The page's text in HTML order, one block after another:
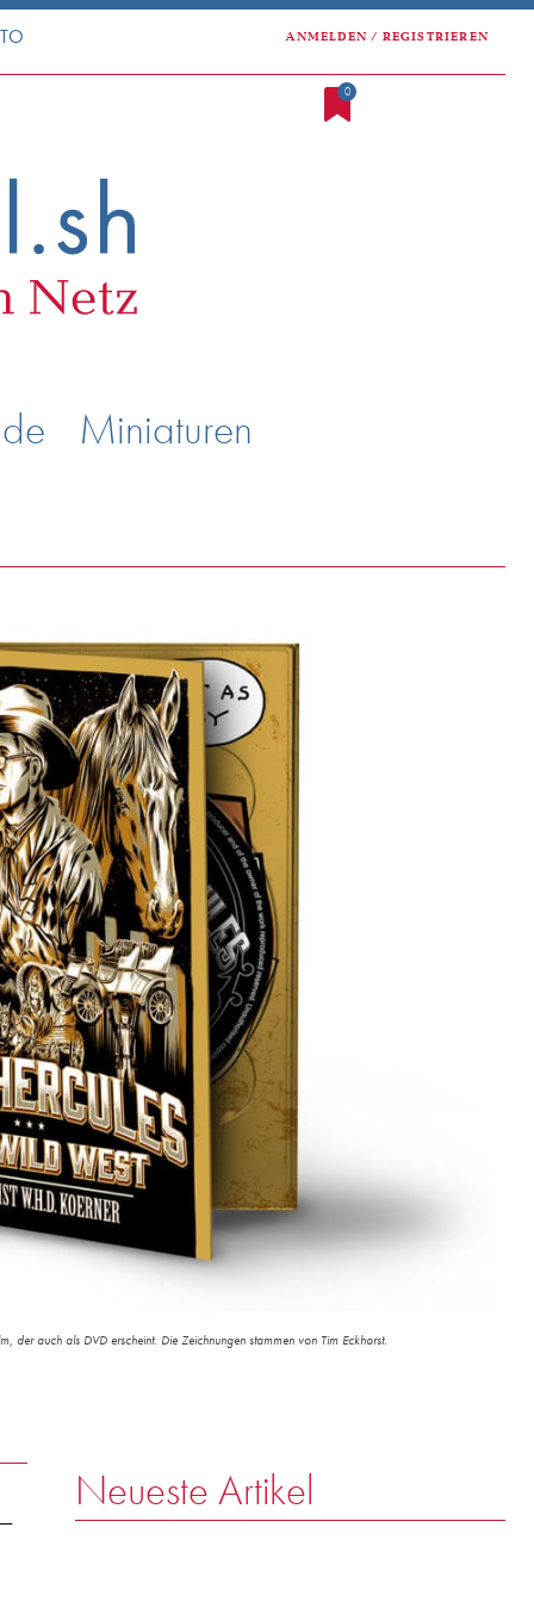
ANMELDEN / REGISTRIEREN
0
Miniaturen
der auch als DVD erscheint. Die Zeichnungen stammen von Tim Eckhorst.
Neueste Artikel